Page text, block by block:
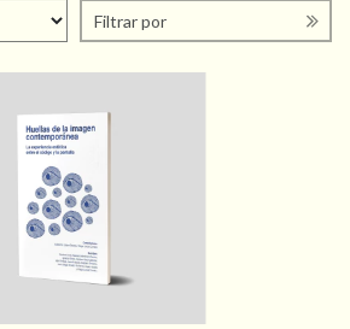
Filtrar por